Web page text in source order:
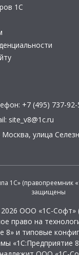
1С
+7 (495) 737-
site_v8@1c.ru
Москва, улица
1С» (правопреемник
защищены
ООО «1С-Софт»
право на
8» и типовые
«1С:Предприятие